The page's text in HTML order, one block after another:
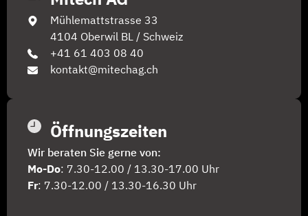
Mühlemattstrasse 33
4104 Oberwil BL / Schweiz
+41 61 403 08 40
kontakt@mitechag.ch
Öffnungszeiten
Wir beraten Sie gerne von:
Mo-Do: 7.30-12.00 / 13.30-17.00 Uhr
Fr: 7.30-12.00 / 13.30-16.30 Uhr